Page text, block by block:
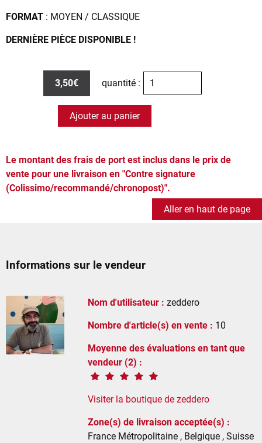
FORMAT : MOYEN / CLASSIQUE
DERNIÈRE PIÈCE DISPONIBLE !
3,50€ quantité :
Ajouter au panier
Le montant des frais de port est inclus dans le prix de
vente pour une livraison en "Contre signature
(Colissimo/recommandé/chronopost)".
Aller en haut de page
Informations sur le vendeur
Nom d'utilisateur : zeddero
Nombre d'article(s) en vente : 10
Moyenne des évaluations en tant que
vendeur (2) :
Visiter la boutique de zeddero
Zone(s) de livraison acceptée(s) :
France Métropolitaine , Belgique , Suisse